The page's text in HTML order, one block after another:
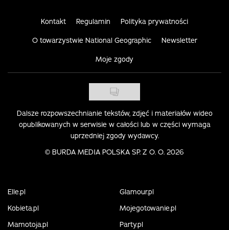
Kontakt Regulamin Polityka prywatności
O towarzystwie National Geographic Newsletter
Moje zgody
Dalsze rozpowszechnianie tekstów, zdjęć i materiałów wideo
opublikowanych w serwisie w całości lub w części wymaga
uprzedniej zgody wydawcy.
© BURDA MEDIA POLSKA SP. Z O. O. 2026
Elle.pl
Glamour.pl
Kobieta.pl
Mojegotowanie.pl
Mamotoja.pl
Party.pl